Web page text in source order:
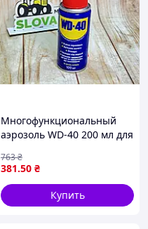
Многофункциональный
аэрозоль WD-40 200 мл для
различных поверхностей
381.50 ₴
763₴
Купить